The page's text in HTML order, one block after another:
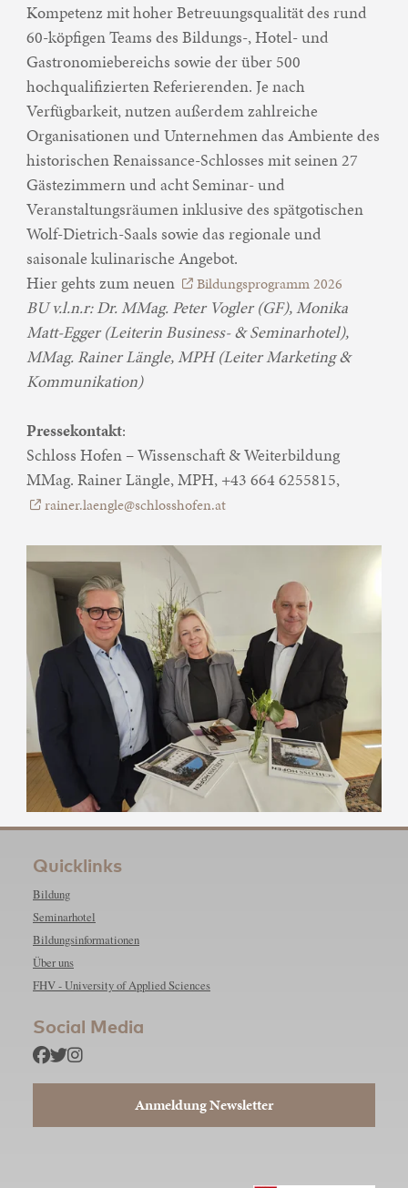
Kompetenz mit hoher Betreuungsqualität des rund
60-köpfigen Teams des Bildungs-, Hotel- und
Gastronomiebereichs sowie der über 500
hochqualifizierten Referierenden. Je nach
Verfügbarkeit, nutzen außerdem zahlreiche
Organisationen und Unternehmen das Ambiente des
historischen Renaissance-Schlosses mit seinen 27
Gästezimmern und acht Seminar- und
Veranstaltungsräumen inklusive des spätgotischen
Wolf-Dietrich-Saals sowie das regionale und
saisonale kulinarische Angebot.
Hier gehts zum neuen
Bildungsprogramm 2026
BU v.l.n.r: Dr. MMag. Peter Vogler (GF), Monika
Matt-Egger (Leiterin Business- & Seminarhotel),
MMag. Rainer Längle, MPH (Leiter Marketing &
Kommunikation)
Pressekontakt:
Schloss Hofen – Wissenschaft & Weiterbildung
MMag. Rainer Längle, MPH, +43 664 6255815,
rainer.laengle@schlosshofen.at
Quicklinks
Bildung
Seminarhotel
Bildungsinformationen
Über uns
FHV - University of Applied Sciences
Social Media
Anmeldung Newsletter